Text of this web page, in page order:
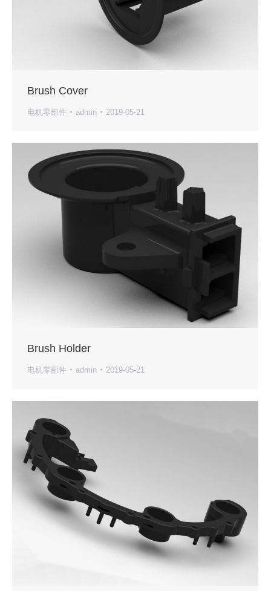
Brush Cover
电机零部件 admin 2019-05-21
Brush Holder
电机零部件 admin 2019-05-21